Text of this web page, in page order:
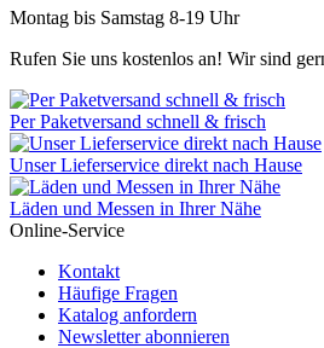
Montag bis Samstag 8-19 Uhr
Rufen Sie uns kostenlos an! Wir sind
Per Paketversand schnell & frisch
Unser Lieferservice direkt nach Hause
Läden und Messen in Ihrer Nähe
Online-Service
Kontakt
Häufige Fragen
Katalog anfordern
Newsletter abonnieren